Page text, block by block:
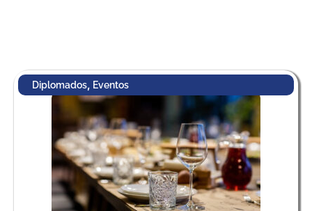
Diplomados, Eventos